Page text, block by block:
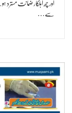
اور چھ اہلکار ضمانت
سے…